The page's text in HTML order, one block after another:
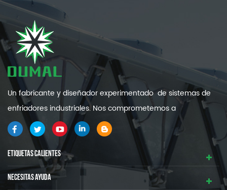
Un fabricante y diseñador experimentado de sistemas de
enfriadores industriales. Nos comprometemos a
proporcionarle sistemas de refrigeración industrial de alta
calidad y eficiencia .
ETIQUETAS CALIENTES
NECESITAS AYUDA